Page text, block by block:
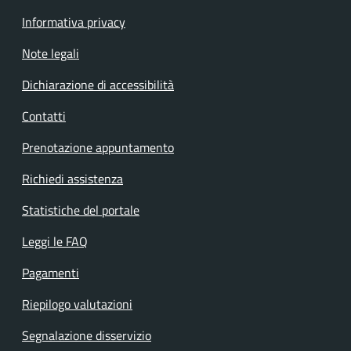
Informativa privacy
Note legali
Dichiarazione di accessibilità
Contatti
Prenotazione appuntamento
Richiedi assistenza
Statistiche del portale
Leggi le FAQ
Pagamenti
Riepilogo valutazioni
Segnalazione disservizio